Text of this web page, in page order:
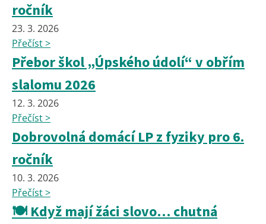
ročník
23. 3. 2026
Přečíst >
Přebor škol „Úpského údolí“ v obřím
slalomu 2026
12. 3. 2026
Přečíst >
Dobrovolná domácí LP z fyziky pro 6.
ročník
10. 3. 2026
Přečíst >
🍽️ Když mají žáci slovo… chutná